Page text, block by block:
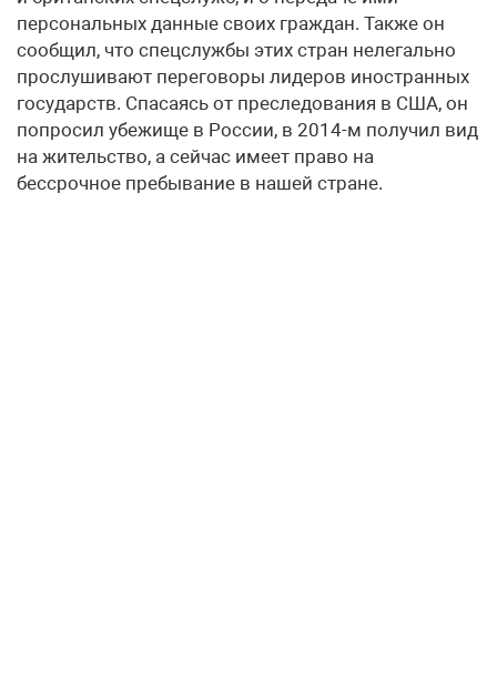
персональных данные своих граждан. Также он
сообщил, что спецслужбы этих стран нелегально
прослушивают переговоры лидеров иностранных
государств. Спасаясь от преследования в США, он
попросил убежище в России, в 2014-м получил вид
на жительство, а сейчас имеет право на
бессрочное пребывание в нашей стране.